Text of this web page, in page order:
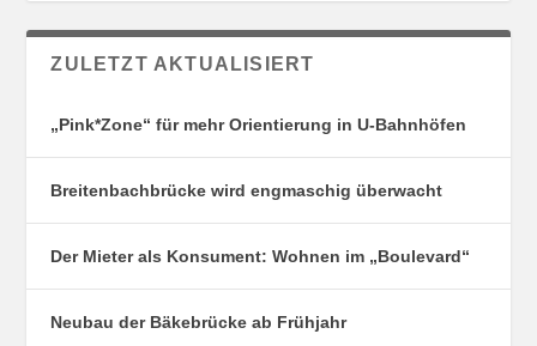
ZULETZT AKTUALISIERT
„Pink*Zone“ für mehr Orientierung in U-Bahnhöfen
Breitenbachbrücke wird engmaschig überwacht
Der Mieter als Konsument: Wohnen im „Boulevard“
Neubau der Bäkebrücke ab Frühjahr